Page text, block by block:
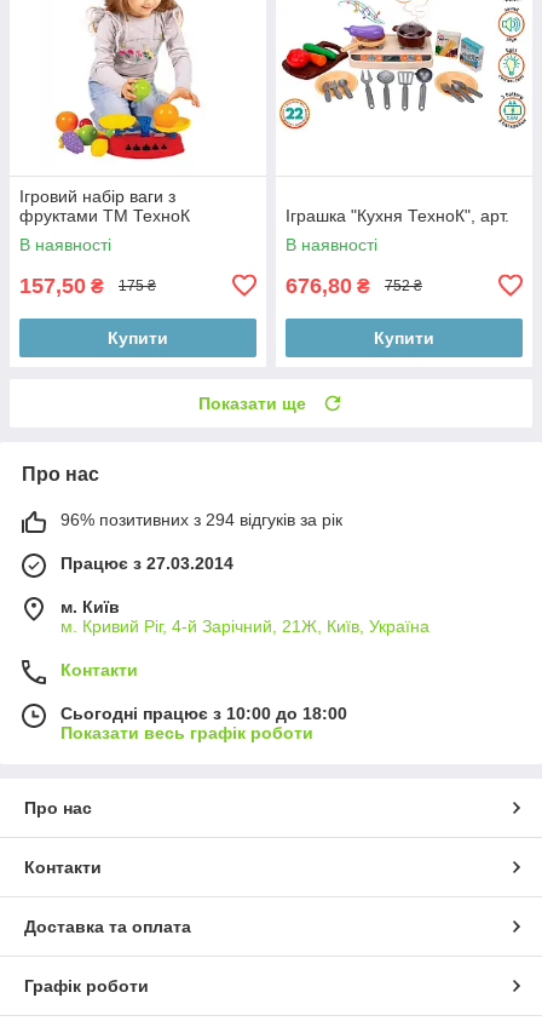
Ігровий набір ваги з
фруктами ТМ ТехноК
В наявності
157,50 ₴ 175 ₴
Купити
Іграшка "Кухня ТехноК", арт.
В наявності
676,80 ₴ 752 ₴
Купити
Показати ще
Про нас
96% позитивних з 294 відгуків за рік
Працює з 27.03.2014
м. Київ
м. Кривий Ріг, 4-й Зарічний, 21Ж, Київ, Україна
Контакти
Сьогодні працює з 10:00 до 18:00
Показати весь графік роботи
Про нас
Контакти
Доставка та оплата
Графік роботи